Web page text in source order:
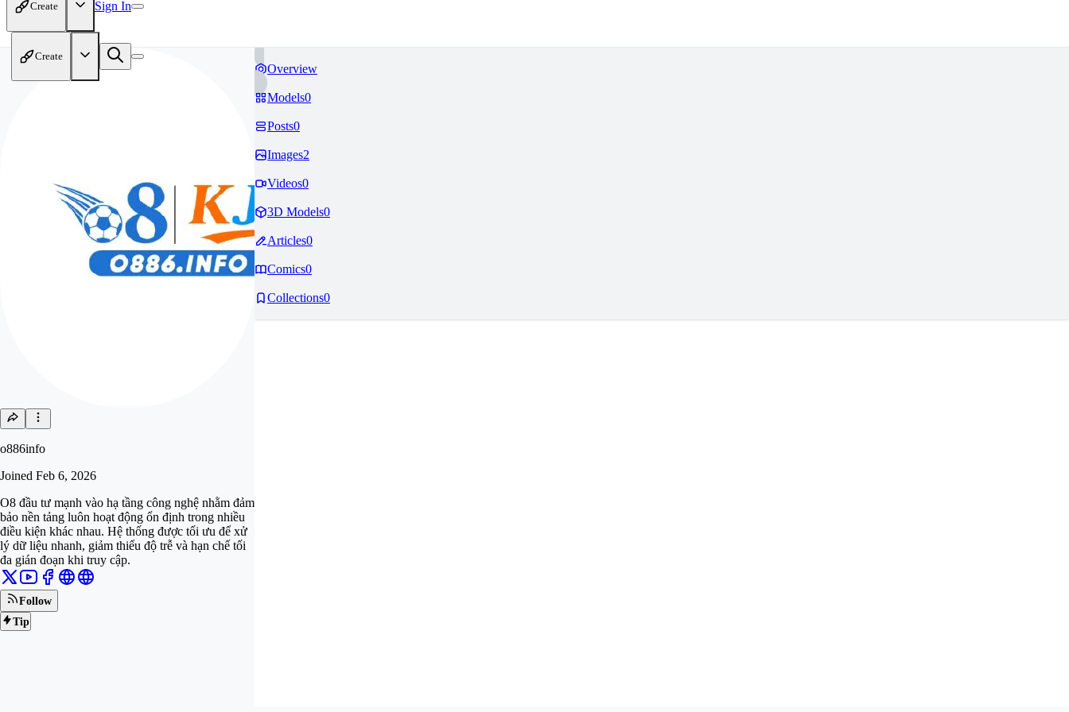
Create Sign In
Create
o886info
Joined Feb 6, 2026
O8 đầu tư mạnh vào hạ tầng công nghệ nhằm đảm
bảo nền tảng luôn hoạt động ổn định trong nhiều
điều kiện khác nhau. Hệ thống được tối ưu để xử
lý dữ liệu nhanh, giảm thiểu độ trễ và hạn chế tối
đa gián đoạn khi truy cập.
Follow
Tip
Overview
Models0
Posts0
Images2
Videos0
3D Models0
Articles0
Comics0
Collections0